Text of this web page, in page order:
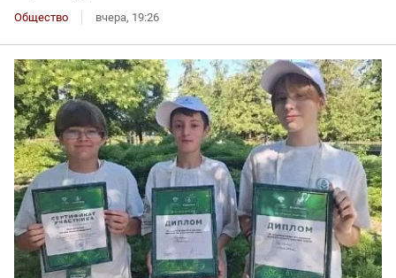
Общество вчера, 19:26